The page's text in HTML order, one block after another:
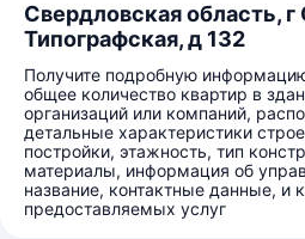
Свердловская область, г
Типографская, д 132
Получите подробную
общее количество квартир в
организаций или компаний,
детальные характеристики
постройки, этажность, тип
материалы, информация об
название, контактные данные, и
предоставляемых услуг